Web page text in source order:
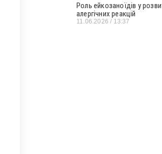
Роль ейкозаноїдів у
алергічних реакцій
11.06.2026 13:37